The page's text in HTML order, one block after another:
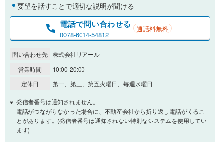
要望を話すことで適切な説明が聞ける
電話で問い合わせる
0078-6014-54812
通話料無料
問い合わせ先 株式会社リアール
営業時間
10:00-20:00
定休日
第一、第三、第五火曜日、毎週水曜日
発信者番号は通知されません。
電話がつながらなかった場合に、不動産会社から折り返し電話がくるこ
とがあります。(発信者番号は通知されない特別なシステムを使用してい
ます)